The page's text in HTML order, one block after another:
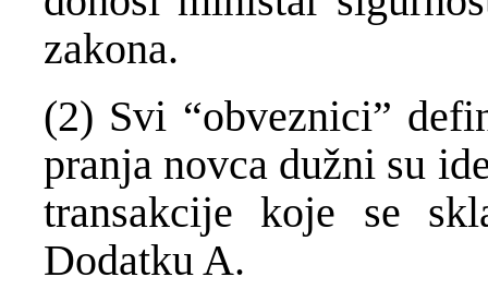
zakona.
(2) Svi “obveznici”
pranja novca dužni su
transakcije koje se
Dodatku A.